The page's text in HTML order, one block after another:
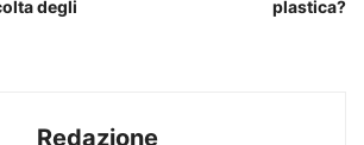
degli
plastica?
Redazione